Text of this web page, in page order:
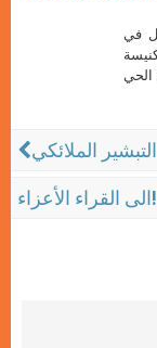
في
الملائكي
الى القراء الأعزاء!